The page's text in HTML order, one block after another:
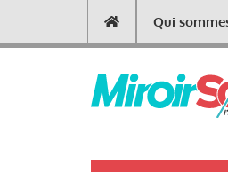
contenu
Main
navigation
Qui